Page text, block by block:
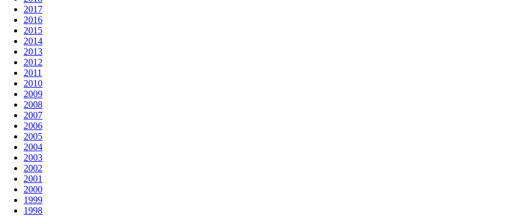
2017
2016
2015
2014
2013
2012
2011
2010
2009
2008
2007
2006
2005
2004
2003
2002
2001
2000
1999
1998